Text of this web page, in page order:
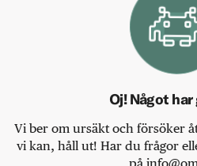
Oj! Något
Vi ber om ursäkt och försöker
vi kan, håll ut! Har du frågor